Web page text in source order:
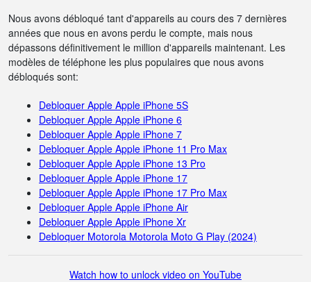
Nous avons débloqué tant d'appareils au cours des 7 dernières
années que nous en avons perdu le compte, mais nous
dépassons définitivement le million d'appareils maintenant. Les
modèles de téléphone les plus populaires que nous avons
débloqués sont:
Debloquer Apple Apple iPhone 5S
Debloquer Apple Apple iPhone 6
Debloquer Apple Apple iPhone 7
Debloquer Apple Apple iPhone 11 Pro Max
Debloquer Apple Apple iPhone 13 Pro
Debloquer Apple Apple iPhone 17
Debloquer Apple Apple iPhone 17 Pro Max
Debloquer Apple Apple iPhone Air
Debloquer Apple Apple iPhone Xr
Debloquer Motorola Motorola Moto G Play (2024)
Watch how to unlock video on YouTube